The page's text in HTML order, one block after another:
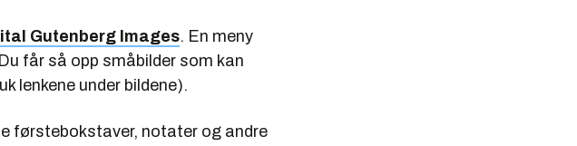
Gutenberg Images. En meny
får så opp småbilder som kan
lenkene under bildene).
førstebokstaver, notater og andre